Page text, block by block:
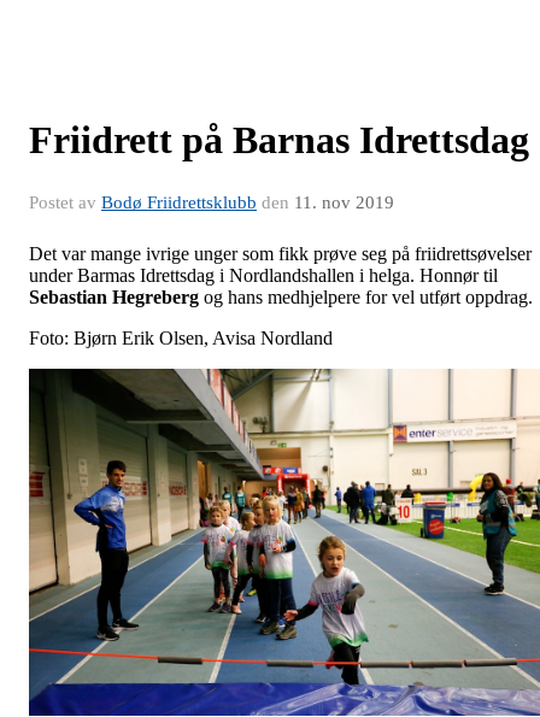
Friidrett på Barnas Idrettsdag
Postet av Bodø Friidrettsklubb den 11. nov 2019
Det var mange ivrige unger som fikk prøve seg på friidrettsøvelser
under Barmas Idrettsdag i Nordlandshallen i helga. Honnør til
Sebastian Hegreberg og hans medhjelpere for vel utført oppdrag.
Foto: Bjørn Erik Olsen, Avisa Nordland